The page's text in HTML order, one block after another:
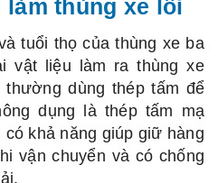
làm thùng xe lôi
tuổi thọ của thùng xe ba
vật liệu làm ra thùng xe
thường dùng thép tấm để
dụng là thép tấm mạ
khả năng giúp giữ hàng
vận chuyển và có chống